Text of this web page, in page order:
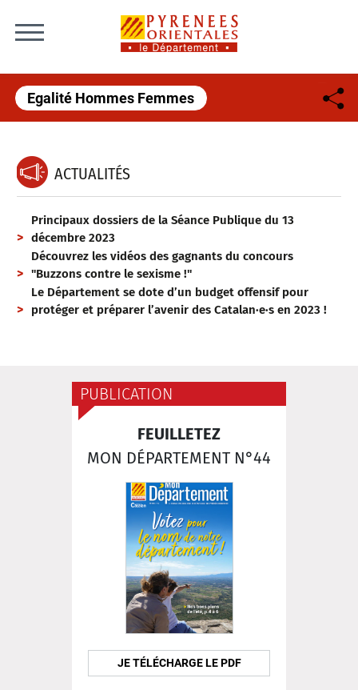
Egalité Hommes Femmes
ACTUALITÉS
Principaux dossiers de la Séance Publique du 13
décembre 2023
Découvrez les vidéos des gagnants du concours
"Buzzons contre le sexisme !"
Le Département se dote d’un budget offensif pour
protéger et préparer l’avenir des Catalan·e·s en 2023 !
PUBLICATION
FEUILLETEZ
MON DÉPARTEMENT N°44
JE TÉLÉCHARGE LE PDF